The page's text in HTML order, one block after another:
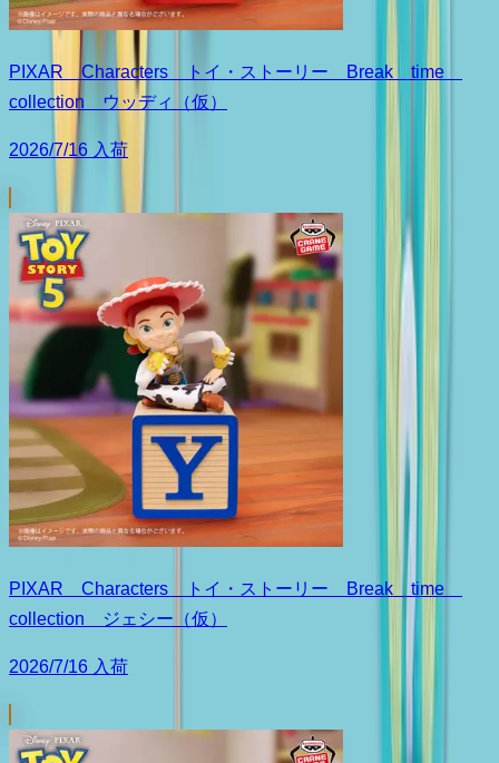
PIXAR Characters トイ・ストーリー Break time
collection ウッディ（仮）
2026/7/16 入荷
PIXAR Characters トイ・ストーリー Break time
collection ジェシー（仮）
2026/7/16 入荷